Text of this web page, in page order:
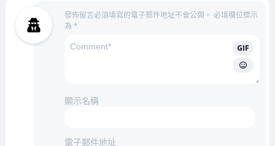
發佈留言必須填寫的電子郵件地址不會公開。 必填欄位標示
為 *
GIF
顯示名稱
電子郵件地址